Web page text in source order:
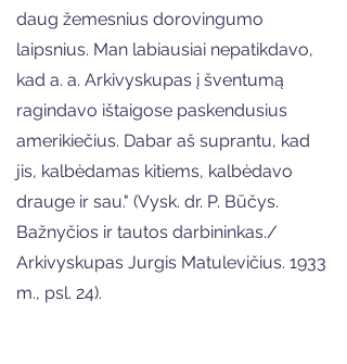
daug žemesnius dorovingumo
laipsnius. Man labiausiai nepatikdavo,
kad a. a. Arkivyskupas į šventumą
ragindavo ištaigose paskendusius
amerikiečius. Dabar aš suprantu, kad
jis, kalbėdamas kitiems, kalbėdavo
drauge ir sau." (Vysk. dr. P. Būčys.
Bažnyčios ir tautos darbininkas./
Arkivyskupas Jurgis Matulevičius. 1933
m., psl. 24).